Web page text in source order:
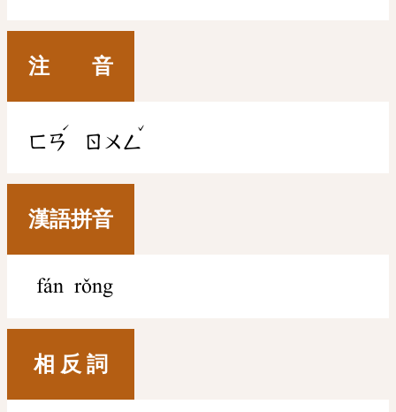
注 音
ㄈㄢ
ˊ
ㄖㄨㄥ
ˇ
漢語拼音
fán rǒng
相 反 詞